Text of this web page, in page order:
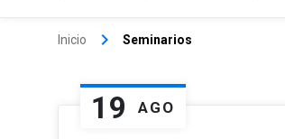
Inicio keyboard_arrow_right Seminarios
19 AGO